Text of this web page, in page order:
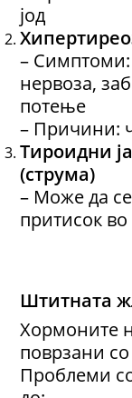
јод
–
нервоза,
потење
– Причини:
Тироидни
(струма)
– Може да
притисок во
Штитната
Хормоните
поврзани
Проблеми